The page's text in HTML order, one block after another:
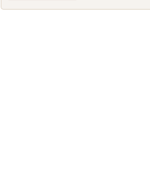
Okullarda yeni